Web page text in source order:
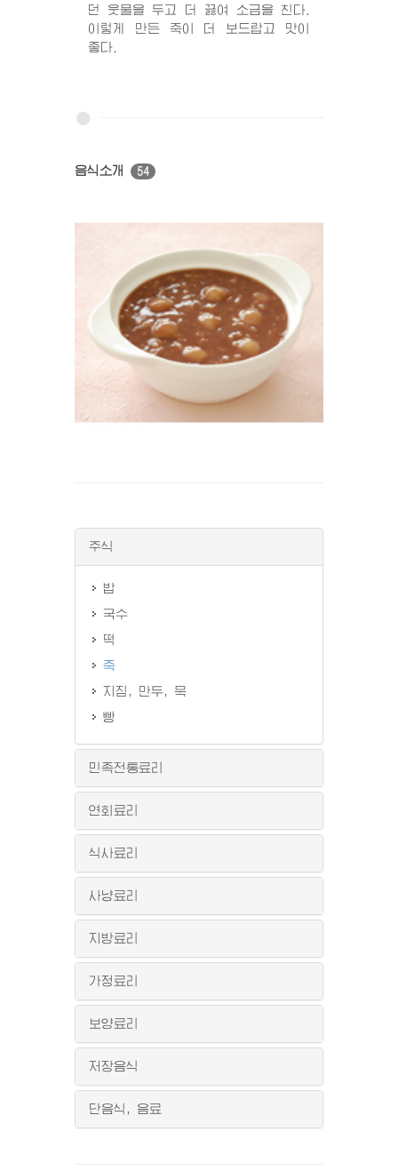
던 웃물을 두고 더 끓여 소금을 친다.
이렇게 만든 죽이 더 보드랍고 맛이
좋다.
음식소개 54
주식
밥
국수
떡
죽
지짐, 만두, 묵
빵
민족전통료리
연회료리
식사료리
사냥료리
지방료리
가정료리
보양료리
저장음식
단음식, 음료